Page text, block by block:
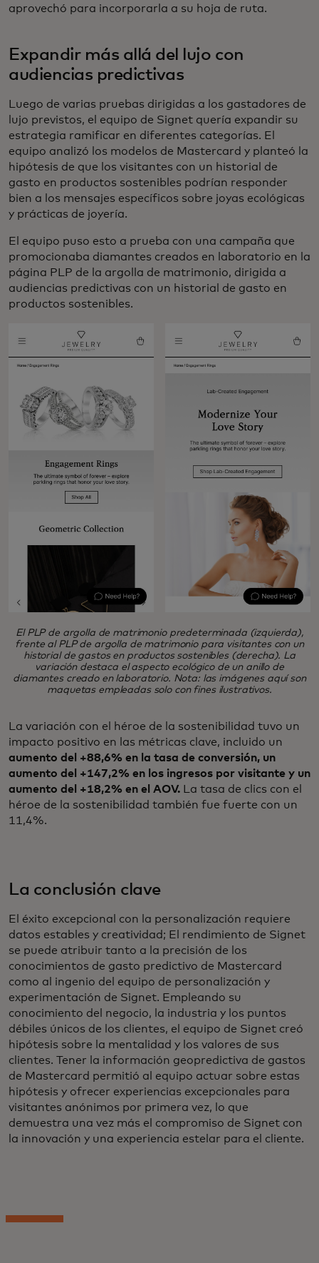
aprovechó para incorporarla a su hoja de ruta.
Expandir más allá del lujo con
audiencias predictivas
Luego de varias pruebas dirigidas a los gastadores de
lujo previstos, el equipo de Signet quería expandir su
estrategia ramificar en diferentes categorías. El
equipo analizó los modelos de Mastercard y planteó la
hipótesis de que los visitantes con un historial de
gasto en productos sostenibles podrían responder
bien a los mensajes específicos sobre joyas ecológicas
y prácticas de joyería.
El equipo puso esto a prueba con una campaña que
promocionaba diamantes creados en laboratorio en la
página PLP de la argolla de matrimonio, dirigida a
audiencias predictivas con un historial de gasto en
productos sostenibles.
El PLP de argolla de matrimonio predeterminada (izquierda),
frente al PLP de argolla de matrimonio para visitantes con un
historial de gastos en productos sostenibles (derecha). La
variación destaca el aspecto ecológico de un anillo de
diamantes creado en laboratorio. Nota: las imágenes aquí son
maquetas empleadas solo con fines ilustrativos.
La variación con el héroe de la sostenibilidad tuvo un
impacto positivo en las métricas clave, incluido un
aumento del +88,6% en la tasa de conversión, un
aumento del +147,2% en los ingresos por visitante y un
aumento del +18,2% en el AOV. La tasa de clics con el
héroe de la sostenibilidad también fue fuerte con un
11,4%.
La conclusión clave
El éxito excepcional con la personalización requiere
datos estables y creatividad; El rendimiento de Signet
se puede atribuir tanto a la precisión de los
conocimientos de gasto predictivo de Mastercard
como al ingenio del equipo de personalización y
experimentación de Signet. Empleando su
conocimiento del negocio, la industria y los puntos
débiles únicos de los clientes, el equipo de Signet creó
hipótesis sobre la mentalidad y los valores de sus
clientes. Tener la información geopredictiva de gastos
de Mastercard permitió al equipo actuar sobre estas
hipótesis y ofrecer experiencias excepcionales para
visitantes anónimos por primera vez, lo que
demuestra una vez más el compromiso de Signet con
la innovación y una experiencia estelar para el cliente.